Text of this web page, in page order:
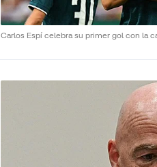
Carlos Espí celebra su primer gol con la